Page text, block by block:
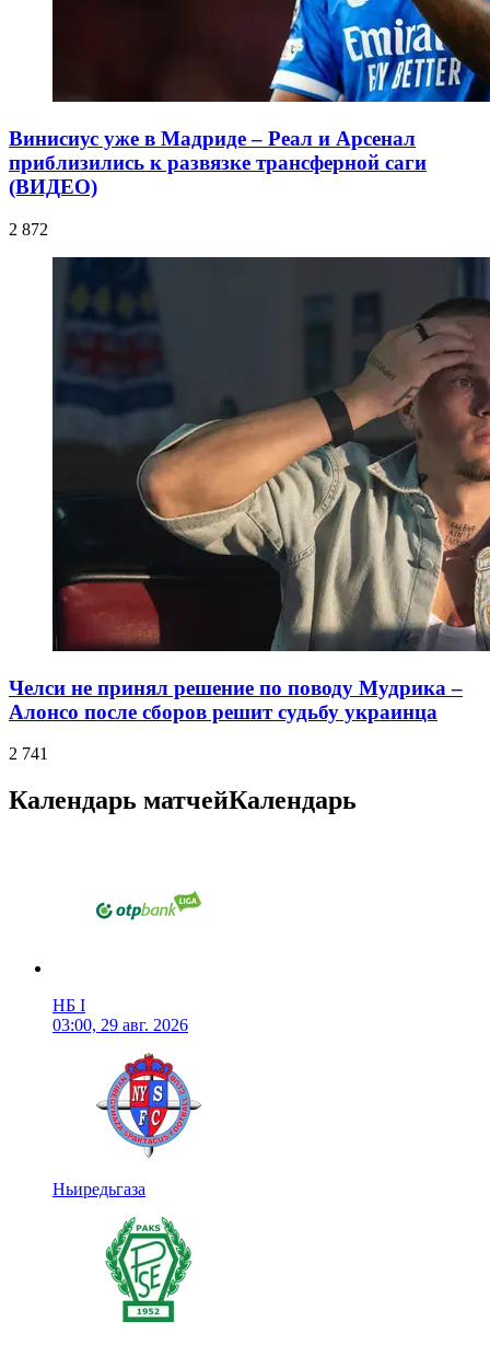
Винисиус уже в Мадриде – Реал и Арсенал
приблизились к развязке трансферной саги
(ВИДЕО)
2 872
Челси не принял решение по поводу Мудрика –
Алонсо после сборов решит судьбу украинца
2 741
Календарь матчейКалендарь
НБ I
03:00, 29 авг. 2026
Ньиредьгаза